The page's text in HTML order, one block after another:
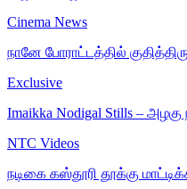
Cinema News
நானே போராட்டத்தில்
Exclusive
Imaikka Nodigal Stills –
NTC Videos
நடிகை கஸ்தூரி தூக்கு